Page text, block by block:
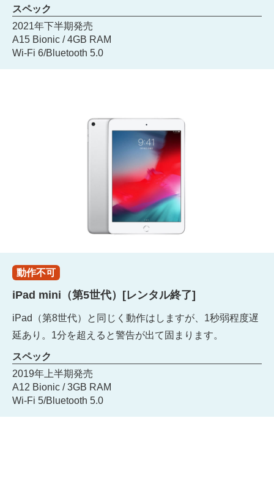
スペック
2021年下半期発売
A15 Bionic / 4GB RAM
Wi-Fi 6/Bluetooth 5.0
動作不可
iPad mini（第5世代）[レンタル終了]
iPad（第8世代）と同じく動作はしますが、1秒弱程度遅
延あり。1分を超えると警告が出て固まります。
スペック
2019年上半期発売
A12 Bionic / 3GB RAM
Wi-Fi 5/Bluetooth 5.0